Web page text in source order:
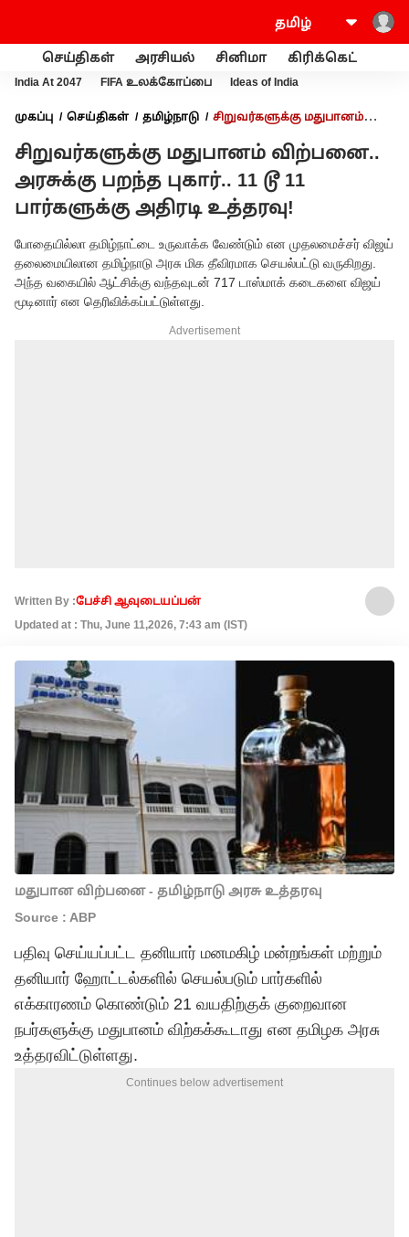
செய்திகள் அரசியல் சினிமா கிரிக்கெட்
India At 2047 FIFA உலக்கோப்பை Ideas of India
முகப்பு செய்திகள் தமிழ்நாடு
சிறுவர்களுக்கு மதுபானம்
உத்தரவு!
சிறுவர்களுக்கு மதுபானம் விற்பனை..
அரசுக்கு பறந்த புகார்.. 11 டூ 11
பார்களுக்கு அதிரடி உத்தரவு!
போதையில்லா தமிழ்நாட்டை உருவாக்க வேண்டும் என முதலமைச்சர் விஜய்
தலைமையிலான தமிழ்நாடு அரசு மிக தீவிரமாக செயல்பட்டு வருகிறது.
அந்த வகையில் ஆட்சிக்கு வந்தவுடன் 717 டாஸ்மாக் கடைகளை விஜய்
மூடினார் என தெரிவிக்கப்பட்டுள்ளது.
Advertisement
Written By :பேச்சி ஆவுடையப்பன்
Updated at : Thu, June 11,2026, 7:43 am (IST)
மதுபான விற்பனை - தமிழ்நாடு அரசு உத்தரவு
Source : ABP
பதிவு செய்யப்பட்ட தனியார் மனமகிழ் மன்றங்கள் மற்றும்
தனியார் ஹோட்டல்களில் செயல்படும் பார்களில்
எக்காரணம் கொண்டும் 21 வயதிற்குக் குறைவான
நபர்களுக்கு மதுபானம் விற்கக்கூடாது என தமிழக அரசு
உத்தரவிட்டுள்ளது.
Continues below advertisement